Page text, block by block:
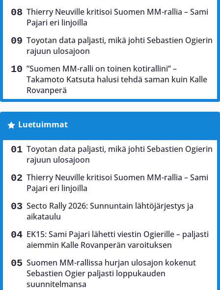
Thierry Neuville kritisoi Suomen MM-rallia – Sami
Pajari eri linjoilla
Toyotan data paljasti, mikä johti Sebastien Ogierin
rajuun ulosajoon
”Suomen MM-ralli on toinen kotirallini” –
Takamoto Katsuta halusi tehdä saman kuin Kalle
Rovanperä
Luetuimmat
Toyotan data paljasti, mikä johti Sebastien Ogierin
rajuun ulosajoon
Thierry Neuville kritisoi Suomen MM-rallia – Sami
Pajari eri linjoilla
Secto Rally 2026: Sunnuntain lähtöjärjestys ja
aikataulu
EK15: Sami Pajari lähetti viestin Ogierille – paljasti
aiemmin Kalle Rovanperän varoituksen
Suomen MM-rallissa hurjan ulosajon kokenut
Sebastien Ogier paljasti loppukauden
suunnitelmansa